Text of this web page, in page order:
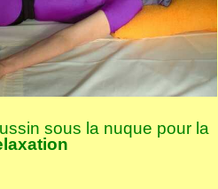
sous la nuque pour la